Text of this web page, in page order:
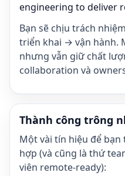
engineering to deliver
Bạn sẽ chịu trách
triển khai → vận hành.
nhưng vẫn giữ chất
collaboration và
Thành công trông
Một vài tín hiệu để
hợp (và cũng là thứ
viên remote-ready):